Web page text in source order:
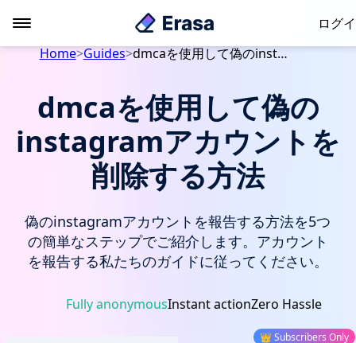
ログ
Home>Guides> dmcaを使用して偽のinstagramアカウントを削除する方法
dmcaを使用して偽の
instagramアカウントを
削除する方法
偽のinstagramアカウントを報告する方法を5つ
の簡単なステップでご紹介します。アカウント
を報告する私たちのガイドに従ってください。
Fully anonymousInstant actionZero Hassle
👑 Subscribers Only